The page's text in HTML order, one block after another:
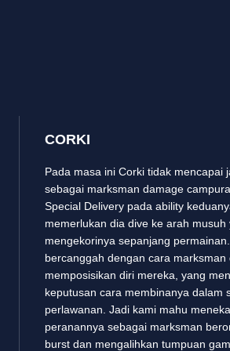
CORKI
Pada masa ini Corki tidak mencapai
sebagai marksman damage
Special Delivery pada ability
memerlukan dia dive ke arah musuh
mengekorinya sepanjang
bercanggah dengan cara marksman
memposisikan diri mereka, yang
keputusan cara membinanya dalam
perlawanan. Jadi kami mahu
peranannya sebagai marksman
burst dan mengalihkan tumpuan